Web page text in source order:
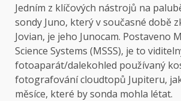
Jedním z klíčových nástrojů na
sondy Juno, který v současné době
Jovian, je jeho Junocam. Postaveno
Science Systems (MSSS), je to
fotoaparát/dalekohled používaný
fotografování cloudtopů Jupiteru,
měsíce, které by sonda mohla létat.